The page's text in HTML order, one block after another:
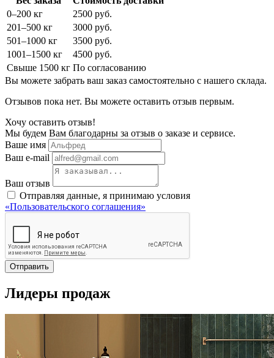
0–200 кг
2500 руб.
201–500 кг
3000 руб.
501–1000 кг
3500 руб.
1001–1500 кг
4500 руб.
Свыше 1500 кг По согласованию
Вы можете забрать ваш заказ самостоятельно с нашего склада.
Отзывов пока нет. Вы можете оставить отзыв первым.
Хочу оставить отзыв!
Мы будем Вам благодарны за отзыв о заказе и сервисе.
Ваше имя
Ваш e-mail
Ваш отзыв
Отправляя данные, я принимаю условия
«Пользовательского соглашения»
Отправить
Лидеры продаж